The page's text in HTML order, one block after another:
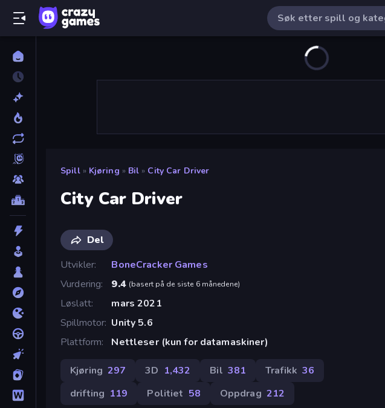
Spill » Kjøring » Bil » City Car Driver
City Car Driver
Del
Utvikler
BoneCracker Games
Vurdering
9.4 (basert på de siste 6 månedene)
Løslatt
mars 2021
Spillmotor Unity 5.6
Plattform
Nettleser (kun for datamaskiner)
Kjøring 297 3D 1,432 Bil 381 Trafikk 36
drifting 119 Politiet 58 Oppdrag 212